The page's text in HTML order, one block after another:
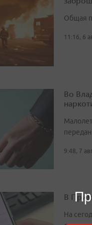
Общая
11:16, 6
Во
9:48, 7
В
На